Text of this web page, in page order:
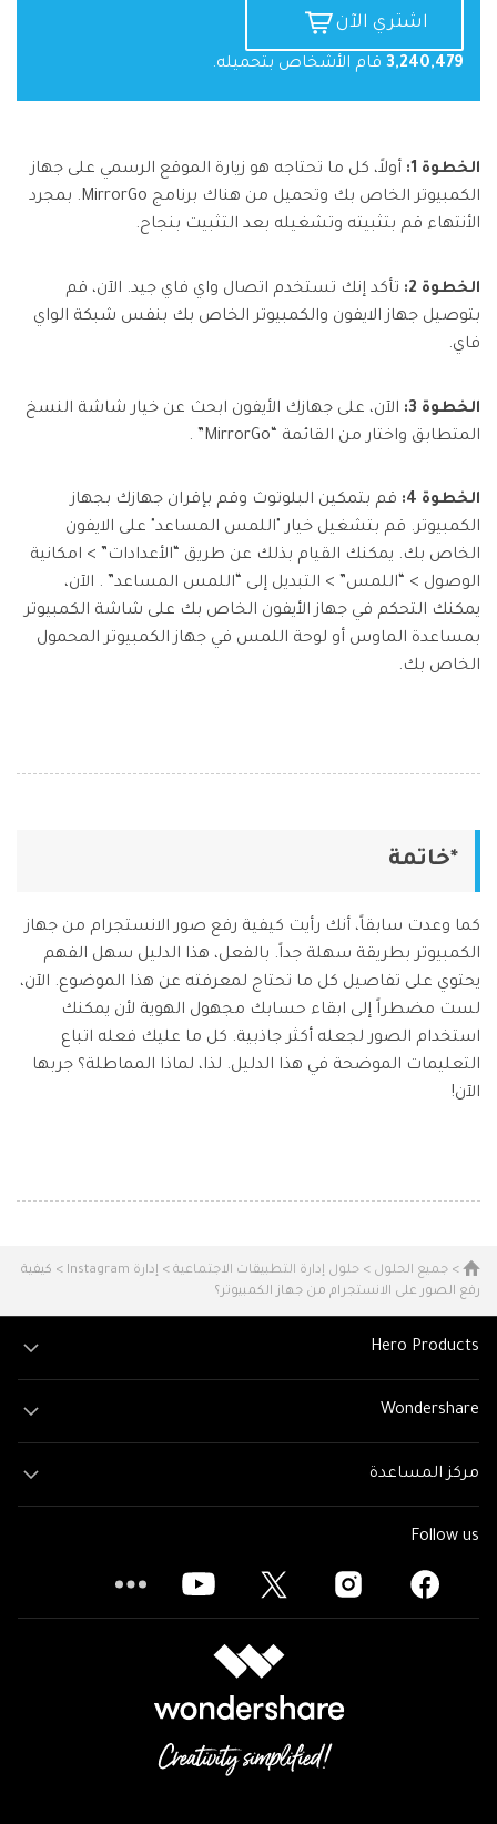
اشتري الآن
3,240,479 قام الأشخاص بتحميله.
الخطوة 1:
أولاً، كل ما تحتاجه هو زيارة الموقع الرسمي على جهاز
الكمبيوتر الخاص بك وتحميل من هناك برنامج MirrorGo. بمجرد
الأنتهاء قم بتثبيته وتشغيله بعد التثبيت بنجاح.
الخطوة 2:
تأكد إنك تستخدم اتصال واي فاي جيد. الآن، قم
بتوصيل جهاز الايفون والكمبيوتر الخاص بك بنفس شبكة الواي
فاي.
الخطوة 3:
الآن، على جهازك الأيفون ابحث عن خيار شاشة النسخ
المتطابق واختار من القائمة “MirrorGo” .
الخطوة 4:
قم بتمكين البلوتوث وقم بإقران جهازك بجهاز
الكمبيوتر. قم بتشغيل خيار "اللمس المساعد" على الايفون
الخاص بك. يمكنك القيام بذلك عن طريق “الأعدادات” > امكانية
الوصول > “اللمس” > التبديل إلى “اللمس المساعد” . الآن،
يمكنك التحكم في جهاز الأيفون الخاص بك على شاشة الكمبيوتر
بمساعدة الماوس أو لوحة اللمس في جهاز الكمبيوتر المحمول
الخاص بك.
*خاتمة
كما وعدت سابقاً، أنك رأيت كيفية رفع صور الانستجرام من جهاز
الكمبيوتر بطريقة سهلة جداً. بالفعل، هذا الدليل سهل الفهم
يحتوي على تفاصيل كل ما تحتاج لمعرفته عن هذا الموضوع. الآن،
لست مضطراً إلى ابقاء حسابك مجهول الهوية لأن يمكنك
استخدام الصور لجعله أكثر جاذبية. كل ما عليك فعله اتباع
التعليمات الموضحة في هذا الدليل. لذا، لماذا المماطلة؟ جربها
الآن!
> جميع الحلول > حلول إدارة التطبيقات الاجتماعية > إدارة Instagram
> كيفية
رفع الصور على الانستجرام من جهاز الكمبيوتر؟
Hero Products
Wondershare
مركز المساعدة
Follow us